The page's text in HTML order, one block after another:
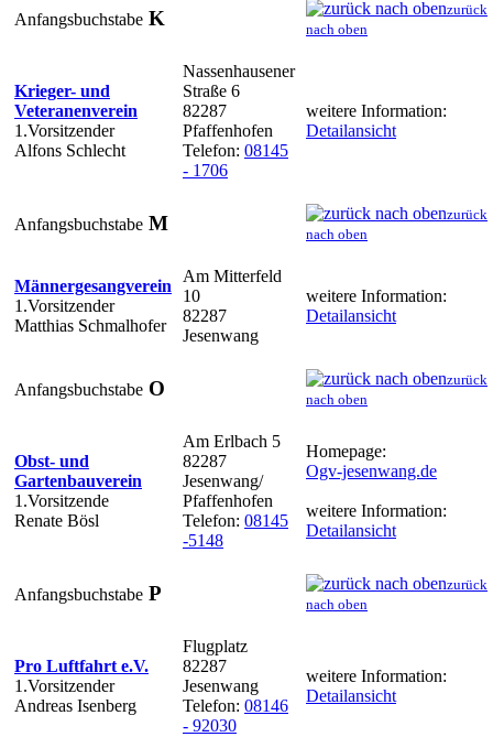
Anfangsbuchstabe K
zurück
nach oben
Krieger- und
Veteranenverein
1.Vorsitzender
Alfons Schlecht
Nassenhausener
Straße 6
82287
Pfaffenhofen
Telefon: 08145
- 1706
weitere Information:
Detailansicht
Anfangsbuchstabe M
zurück
nach oben
Männergesangverein
1.Vorsitzender
Matthias Schmalhofer
Am Mitterfeld
10
82287
Jesenwang
weitere Information:
Detailansicht
Anfangsbuchstabe O
zurück
nach oben
Obst- und
Gartenbauverein
1.Vorsitzende
Renate Bösl
Am Erlbach 5
82287
Jesenwang/
Pfaffenhofen
Telefon: 08145
-5148
Homepage:
Ogv-jesenwang.de
weitere Information:
Detailansicht
Anfangsbuchstabe P
zurück
nach oben
Pro Luftfahrt e.V.
1.Vorsitzender
Andreas Isenberg
Flugplatz
82287
Jesenwang
Telefon: 08146
- 92030
weitere Information:
Detailansicht